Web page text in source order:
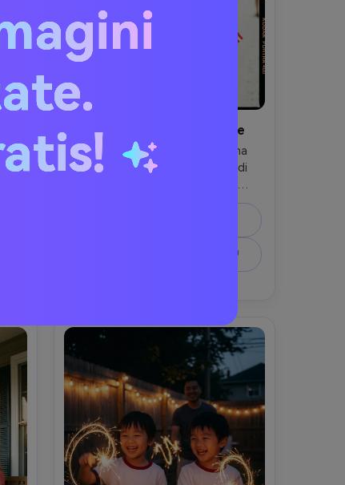
al
di
Ritratto di parata Vintage
Un ritratto fotorealistico di una
donna in piedi su un percorso di
indossando un abito a pois retrò in
occhio di gatto, in mano una mini
bandiera, auto classiche e striscioni
di parata dolcemente sfocati dietro,
profondità di campo bassa, dettagli
nostalgici ma nitidi-AR 4:5
Crea un'immagine simile ↗